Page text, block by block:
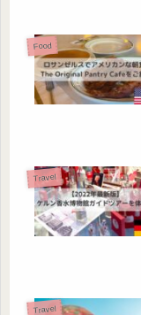
Food
Travel
Travel